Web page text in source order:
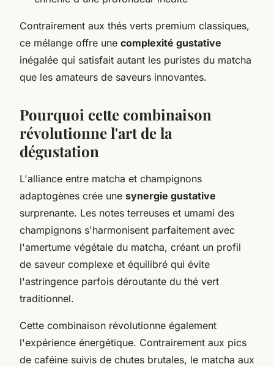
Contrairement aux thés verts premium classiques,
ce mélange offre une complexité gustative
inégalée qui satisfait autant les puristes du matcha
que les amateurs de saveurs innovantes.
Pourquoi cette combinaison
révolutionne l'art de la
dégustation
L'alliance entre matcha et champignons
adaptogènes crée une synergie gustative
surprenante. Les notes terreuses et umami des
champignons s'harmonisent parfaitement avec
l'amertume végétale du matcha, créant un profil
de saveur complexe et équilibré qui évite
l'astringence parfois déroutante du thé vert
traditionnel.
Cette combinaison révolutionne également
l'expérience énergétique. Contrairement aux pics
de caféine suivis de chutes brutales, le matcha aux